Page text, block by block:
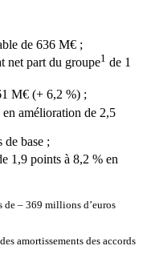
de 636 M€ ;
net part du groupe1 de 1
M€ (+ 6,2 %) ;
en amélioration de 2,5
base ;
1,9 points à 8,2 % en
de – 369 millions d’euros
amortissements des accords